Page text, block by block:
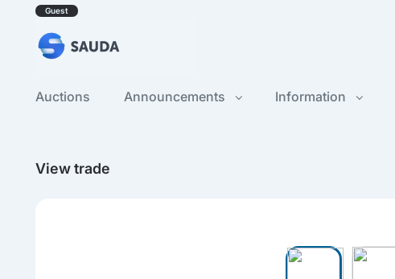
Guest
Auctions Announcements Information
View trade